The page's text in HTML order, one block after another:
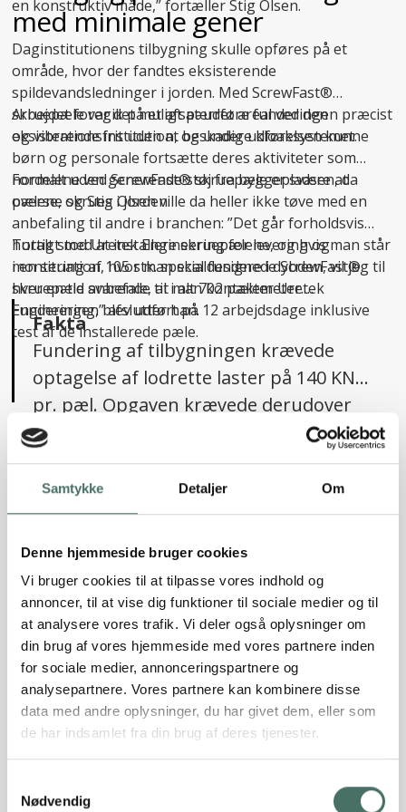
Samtykke Detaljer Om
Denne hjemmeside bruger cookies
Vi bruger cookies til at tilpasse vores indhold og
annoncer, til at vise dig funktioner til sociale medier og til
at analysere vores trafik. Vi deler også oplysninger om
din brug af vores hjemmeside med vores partnere inden
for sociale medier, annonceringspartnere og
analysepartnere. Vores partnere kan kombinere disse
data med andre oplysninger, du har givet dem, eller som
de har indsamlet fra din brug af deres tjenester.
Nødvendig
en konstruktiv måde,” fortæller Stig Olsen.
med minimale gener
Daginstitutionens tilbygning skulle opføres på et
område, hvor der fandtes eksisterende
spildevandsledninger i jorden. Med ScrewFast®
skruepæle var det muligt at udføre funderingen præcist
og vibrationsfrit uden at beskadige kloaksystemet.
Arbejdet foregik på et afspærret areal ved den
eksisterende institution, og under udførelsen kunne
børn og personale fortsætte deres aktiviteter som
normalt uden generende støj fra byggepladsen, da
pælene skrues i jorden.
Fordelene ved ScrewFast® skruepæle er svære at
overse, og Stig Olsen ville da heller ikke tøve med en
anbefaling til andre i branchen: ”Det går forholdsvis
hurtigt med at installere skruepælene, og hvis man står
i en situation, hvor man skal fundere i dybden, vil jeg til
hver en tid anbefale, at man kontakter Uretek
Engineering,” afslutter han.
Totalt stod Uretek Engineering for levering og
montering af 105 stk. specialdesignede ScrewFast®
skruepæle svarende til i alt 702 pælemeter.
Funderingen blev udført på 12 arbejdsdage inklusive
test af de installerede pæle.
Fakta
Fundering af tilbygningen krævede
optagelse af lodrette laster på 140 KN
pr. pæl. Opgaven krævede derudover
10 stk. skråpæle til optagelse af
vandrette laster, beregnet til i alt 150
KN på tværs af bygningen og i alt 70 KN
på langs.
Læs referencen